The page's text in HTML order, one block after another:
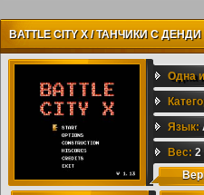
BATTLE CITY X / ТАНЧИКИ С ДЕНДИ
Одна
Мб,
до 1
Гб,
Язык:
Вес: 2